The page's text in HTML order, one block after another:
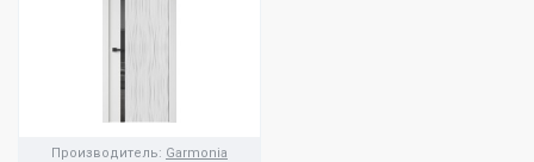
Производитель: Garmonia